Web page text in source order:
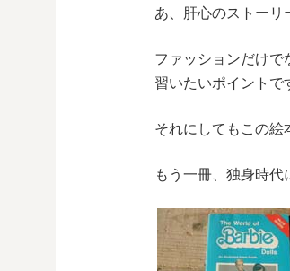
あ、肝心のストー
ファッションだけで
習いたいポイントで
それにしてもこの絵
もう一冊、独身時代